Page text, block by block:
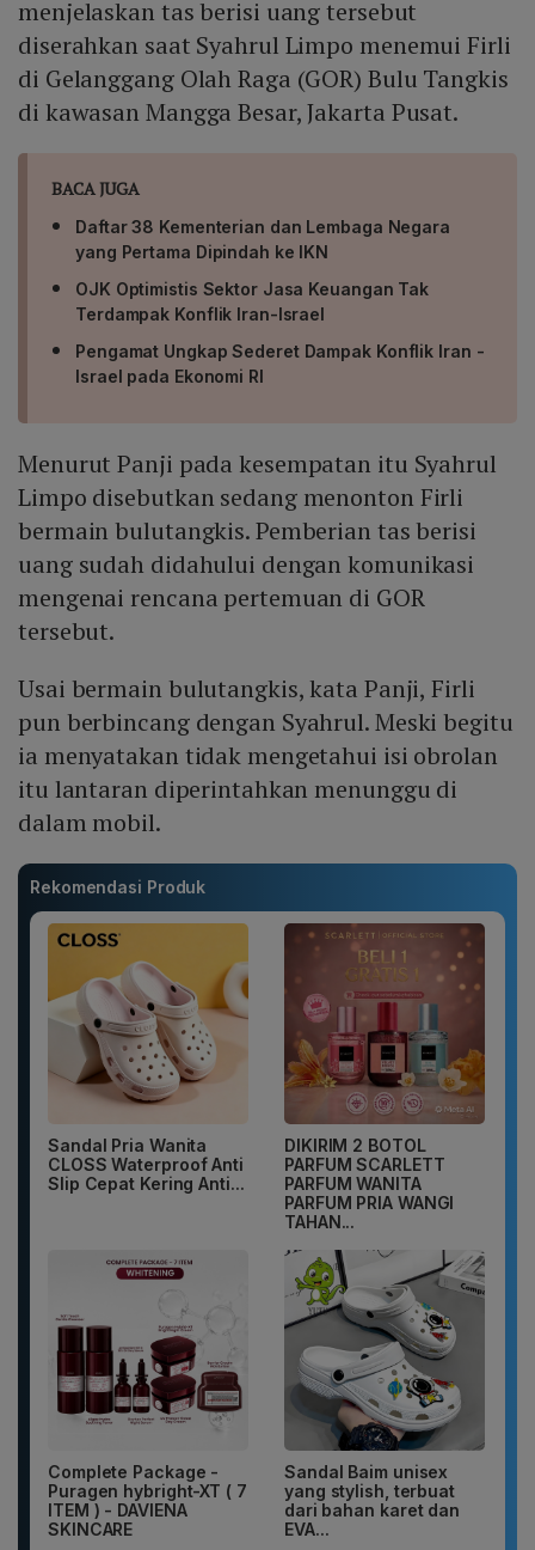
menjelaskan tas berisi uang tersebut
diserahkan saat Syahrul Limpo menemui Firli
di Gelanggang Olah Raga (GOR) Bulu Tangkis
di kawasan Mangga Besar, Jakarta Pusat.
BACA JUGA
Daftar 38 Kementerian dan Lembaga Negara
yang Pertama Dipindah ke IKN
OJK Optimistis Sektor Jasa Keuangan Tak
Terdampak Konflik Iran-Israel
Pengamat Ungkap Sederet Dampak Konflik Iran -
Israel pada Ekonomi RI
Menurut Panji pada kesempatan itu Syahrul
Limpo disebutkan sedang menonton Firli
bermain bulutangkis. Pemberian tas berisi
uang sudah didahului dengan komunikasi
mengenai rencana pertemuan di GOR
tersebut.
Usai bermain bulutangkis, kata Panji, Firli
pun berbincang dengan Syahrul. Meski begitu
ia menyatakan tidak mengetahui isi obrolan
itu lantaran diperintahkan menunggu di
dalam mobil.
Rekomendasi Produk
Sandal Pria Wanita
CLOSS Waterproof Anti
Slip Cepat Kering Anti...
DIKIRIM 2 BOTOL
PARFUM SCARLETT
PARFUM WANITA
PARFUM PRIA WANGI
TAHAN...
Complete Package -
Puragen hybright-XT ( 7
ITEM ) - DAVIENA
SKINCARE
Sandal Baim unisex
yang stylish, terbuat
dari bahan karet dan
EVA...